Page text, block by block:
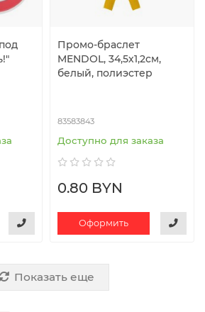
Промо-браслет
MENDOL, 34,5х1,2см,
белый, полиэстер
83583843
Доступно для заказа
0.80 BYN
Оформить
Показать еще